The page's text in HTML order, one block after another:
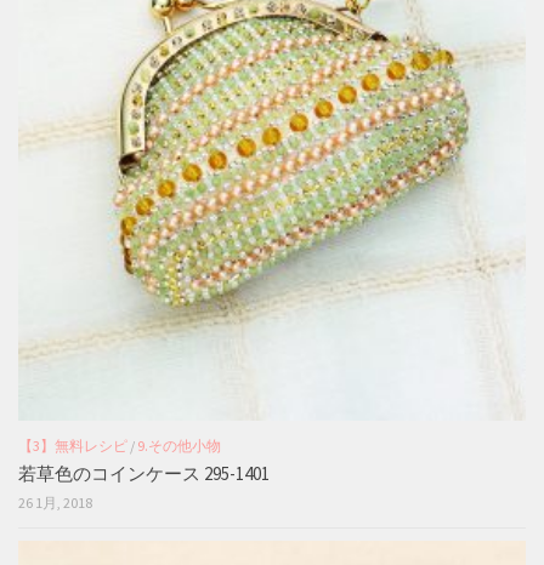
【3】無料レシピ / 9.その他小物
若草色のコインケース 295-1401
26 1月, 2018